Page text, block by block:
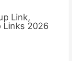
Link,
Links 2026